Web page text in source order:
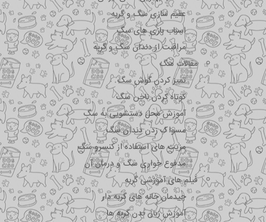
عقیم سازی سگ و گربه
اسباب بازی های سگ
مراقبت از دندان سگ و گربه
مقالات سگ
تمیز کردن گوش سگ
کوتاه کردن ناخن سگ
آموزش محل دستشویی به سگ
مسواک زدن دندان سگ
مزیت های استفاده از کنسرو سگ
مدفوع خواری سگ و درمان آن
فیلم های آموزشی گربه
چیدمان خانه های گربه دار
آموزش زبان بدن گربه ها